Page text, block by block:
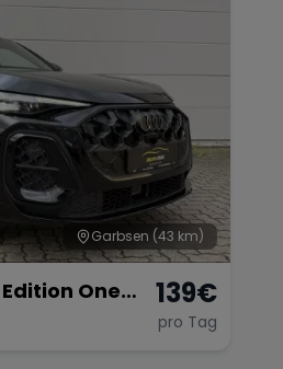
Garbsen (43 km)
One
139€
pro Tag